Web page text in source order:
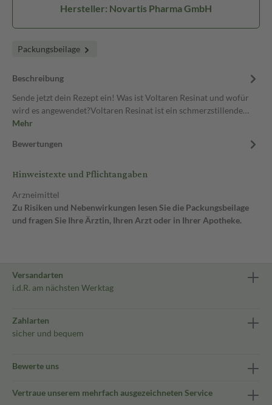
Hersteller: Novartis Pharma GmbH
Packungsbeilage
Beschreibung
Sende jetzt dein Rezept ein! Was ist Voltaren Resinat und wofür
wird es angewendet?Voltaren Resinat ist ein schmerzstillende…
Mehr
Bewertungen
Hinweistexte und Pflichtangaben
Arzneimittel
Zu Risiken und Nebenwirkungen lesen Sie die Packungsbeilage
und fragen Sie Ihre Ärztin, Ihren Arzt oder in Ihrer Apotheke.
Versandarten
i.d.R. am nächsten Werktag
Zahlarten
sicher und bequem
Bewerte uns
Vertraue unserem mehrfach ausgezeichneten Service